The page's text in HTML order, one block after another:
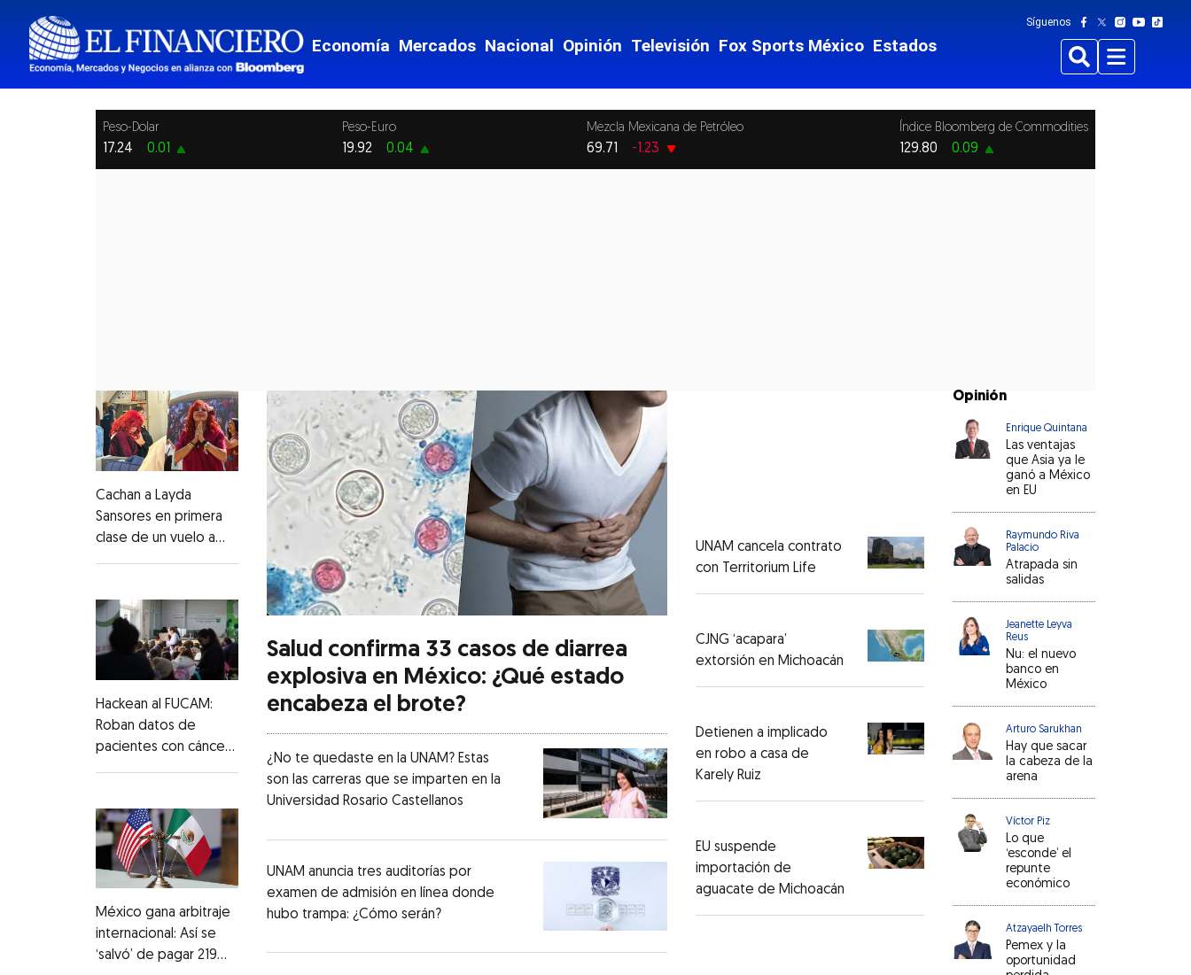
Economía Mercados Nacional Opinión Televisión Fox Sports México Estados
Síguenos
BuscarMenu
Peso-Dolar
17.24 0.01
Peso-Euro
19.92 0.04
Mezcla Mexicana de Petróleo
69.71 -1.23
Índice Bloomberg de Commodities
129.80 0.09
Cachan a Layda
Sansores en primera
clase de un vuelo a
austeridad
Hackean al FUCAM:
Roban datos de
pacientes con cáncer
México gana arbitraje
internacional: Así se
‘salvó’ de pagar 219
Salud confirma 33 casos de diarrea
explosiva en México: ¿Qué estado
encabeza el brote?
¿No te quedaste en la UNAM? Estas
son las carreras que se imparten en la
Universidad Rosario Castellanos
UNAM anuncia tres auditorías por
examen de admisión en línea donde
hubo trampa: ¿Cómo serán?
UNAM cancela contrato
con Territorium Life
CJNG ‘acapara’
extorsión en Michoacán
Detienen a implicado
en robo a casa de
Karely Ruiz
EU suspende
importación de
aguacate de Michoacán
Opinión
Enrique Quintana
Las ventajas
que Asia ya le
ganó a México
en EU
Raymundo Riva
Palacio
Atrapada sin
salidas
Jeanette Leyva
Reus
Nu: el nuevo
banco en
México
Arturo Sarukhan
Hay que sacar
la cabeza de la
arena
Víctor Piz
Lo que
‘esconde’ el
repunte
económico
Atzayaelh Torres
Pemex y la
oportunidad